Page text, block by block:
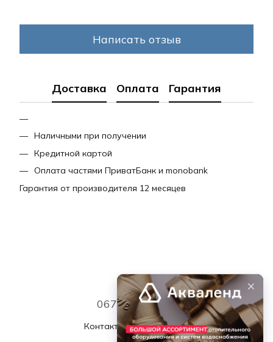
Написать отзыв
Доставка Оплата Гарантия
Наличными при получении
Кредитной картой
Оплата частями ПриватБанк и monobank
Гарантия от производителя 12 месяцев
067 339 7768
Контактная информация